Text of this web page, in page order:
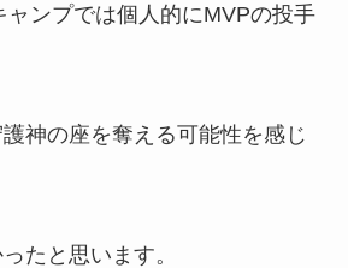
ャンプでは個人的にMVPの投手
神の座を奪える可能性を感じ
たと思います。